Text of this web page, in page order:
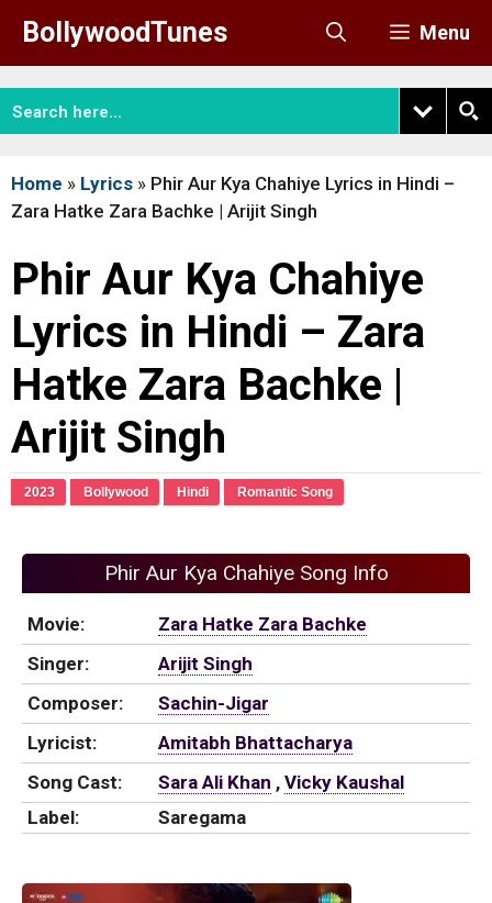
content
BollywoodTunes Menu
Home » Lyrics » Phir Aur Kya Chahiye Lyrics in Hindi –
Zara Hatke Zara Bachke | Arijit Singh
Phir Aur Kya Chahiye
Lyrics in Hindi – Zara
Hatke Zara Bachke |
Arijit Singh
2023 Bollywood Hindi Romantic Song
Phir Aur Kya Chahiye Song Info
Movie:
Zara Hatke Zara Bachke
Singer:
Arijit Singh
Composer:
Sachin-Jigar
Lyricist:
Amitabh Bhattacharya
Song Cast:
Sara Ali Khan , Vicky Kaushal
Label:
Saregama